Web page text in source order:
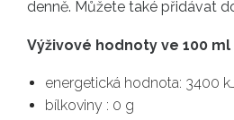
denně. Můžete také přidávat
Výživové hodnoty ve 100
energetická hodnota: 3400
bílkoviny : 0 g